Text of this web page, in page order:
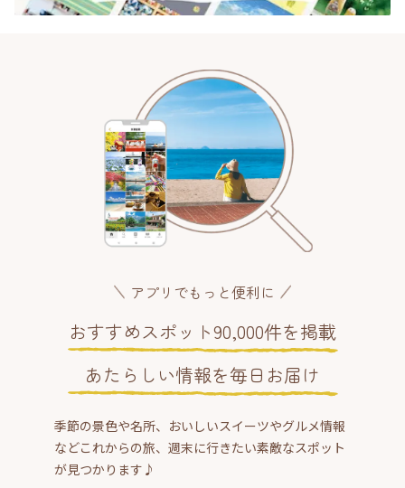
アプリでもっと便利に
おすすめスポット90,000件を掲載
あたらしい情報を毎日お届け
季節の景色や名所、おいしいスイーツやグルメ情報
などこれからの旅、週末に行きたい素敵なスポット
が見つかります♪